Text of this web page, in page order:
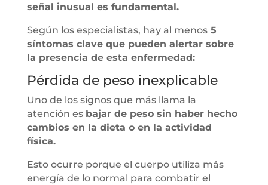
señal inusual es fundamental.
Según los especialistas, hay al menos5
síntomas clave que pueden alertar sobre
la presencia de esta enfermedad:
Pérdida de peso inexplicable
Uno de los signos que más llama la
atención es bajar de peso sin haber hecho
cambios en la dieta o en la actividad
física.
Esto ocurre porque el cuerpo utiliza más
energía de lo normal para combatir el